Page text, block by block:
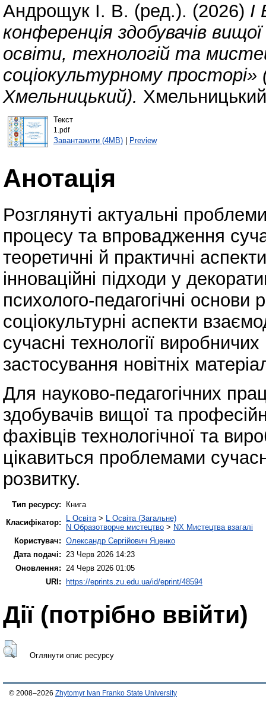
Андрощук І. В. (ред.). (2026) I
конференція здобувачів
освіти, технологій та
соціокультурному
Хмельницький). Хмельницький
Текст
1.pdf
Завантажити (4MB)| Preview
Анотація
Розглянуті актуальні
процесу та впровадження
теоретичні й практичні
інноваційні підходи у
психолого-педагогічні основи
соціокультурні аспекти
сучасні технології
застосування новітніх
Для науково-педагогічних
здобувачів вищої та
фахівців технологічної та
цікавиться проблемами
розвитку.
Тип ресурсу:
Книга
Класифікатор:
L Освіта> L Освіта (Загальне)
N Образотворче мистецтво > NX Мистецтва взагалі
Користувач: Олександр Сергійович Яценко
Дата подачі: 23 Черв 2026 14:23
Оновлення: 24 Черв 2026 01:05
URI:
https://eprints.zu.edu.ua/id/eprint/48594
Дії ​​(потрібно ввійти)
Оглянути опис ресурсу
© 2008–2026 Zhytomyr Ivan Franko State University